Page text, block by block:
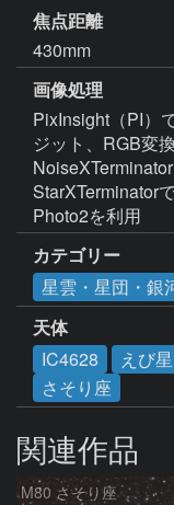
焦点距離
430mm
画像処理
PixInsight（PI）
ジット、RGB変
StarXTerminator
Photo2を利用
カテゴリー
星雲・星団・銀
天体
IC4628
えび
さそり座
関連作品
M80 さそり座